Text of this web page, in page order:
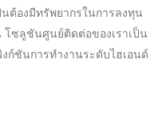
ต้องมีทรัพยากรในการลงทุน
ซลูชันศูนย์ติดต่อของเราเป็น
ชันการทำงานระดับไฮเอนด์